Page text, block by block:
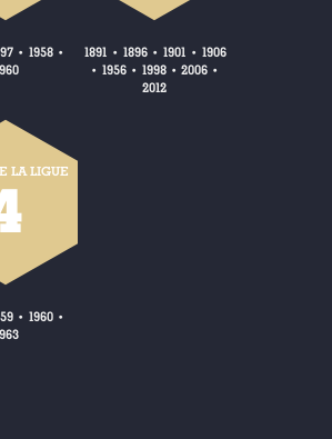
• 1958• 1891 • 1896• 1901 • 1906
• 1956 • 1998 • 2006 •
2012
LA LIGUE
• 1960•